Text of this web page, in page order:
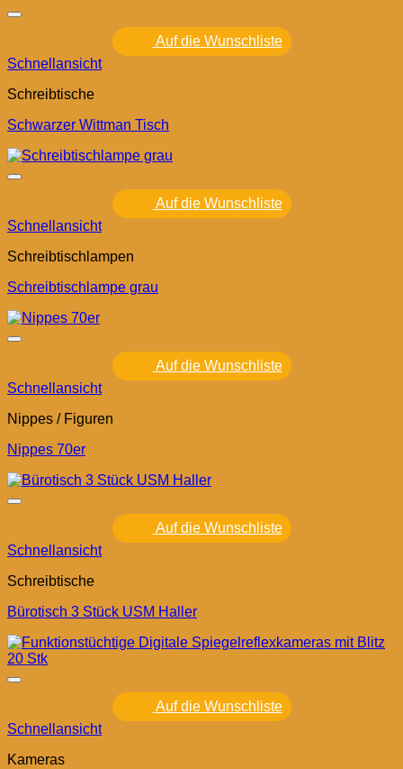
Auf die Wunschliste
Schnellansicht
Schreibtische
Schwarzer Wittman Tisch
Auf die Wunschliste
Schnellansicht
Schreibtischlampen
Schreibtischlampe grau
Auf die Wunschliste
Schnellansicht
Nippes / Figuren
Nippes 70er
Auf die Wunschliste
Schnellansicht
Schreibtische
Bürotisch 3 Stück USM Haller
Auf die Wunschliste
Schnellansicht
Kameras